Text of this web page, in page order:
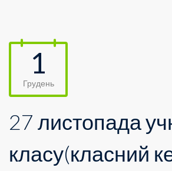
1
Грудень
27 листопада
класу(класний